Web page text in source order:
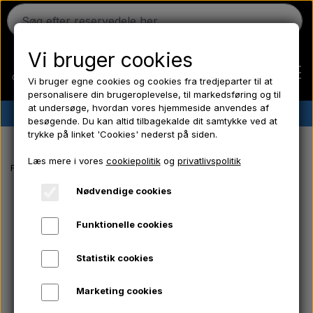
Ferguson
Massey Ferguson
✔︎ Dansk lager✔︎ Hurtig levering ✔︎ Lave priser
Forside Massey Ferguson reservedele Møtrik 9/16" UNF Baghjul -
Vi bruger cookies
Vi bruger egne cookies og cookies fra tredjeparter til at
personalisere din brugeroplevelse, til markedsføring og til
at undersøge, hvordan vores hjemmeside anvendes af
besøgende. Du kan altid tilbagekalde dit samtykke ved at
trykke på linket 'Cookies' nederst på siden.
Læs mere i vores cookiepolitikog privatlivspolitik
Nødvendige cookies
Funktionelle cookies
Statistik cookies
Marketing cookies